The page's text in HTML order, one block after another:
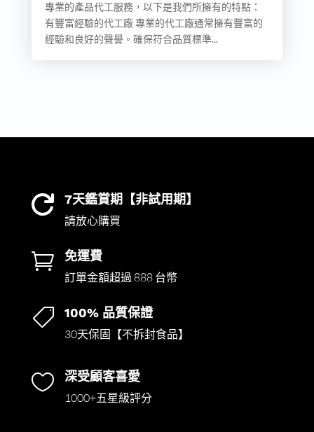
專業的產品代工服務，以下是我們所擁有的特點：
有豐富經驗的代工廠 專業的代工廠通常擁有豐富的
經驗和良好的聲譽。確保符合品質標準...
 7天鑑賞期【非試用期】
請放心購買
 免運費
訂單金額超過 888 台幣
 100% 品質保證
30天保固【不拆封食品】
 深受顧客喜愛
1000+五星級評分